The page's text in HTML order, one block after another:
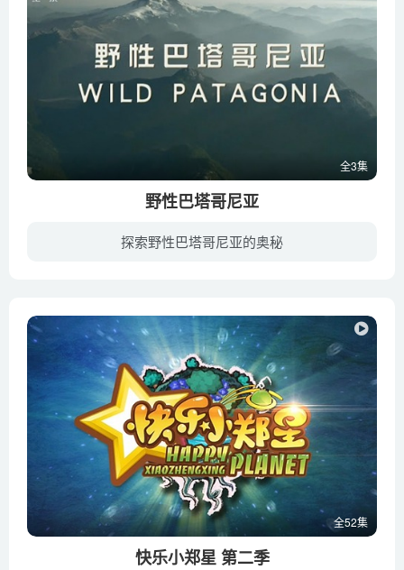
全3集
野性巴塔哥尼亚
探索野性巴塔哥尼亚的奥秘
全52集
快乐小郑星 第二季